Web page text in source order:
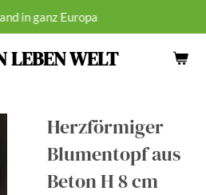
LEBEN WELT
in ganz Europa
Herzförmiger
Blumentopf aus
Beton H 8 cm